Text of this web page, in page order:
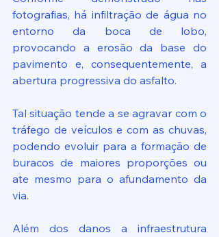
fotografias, há infiltração de água no
entorno da boca de lobo,
provocando a erosão da base do
pavimento e, consequentemente, a
abertura progressiva do asfalto.
Tal situação tende a se agravar com o
tráfego de veículos e com as chuvas,
podendo evoluir para a formação de
buracos de maiores proporções ou
ate mesmo para o afundamento da
via.
Além dos danos a infraestrutura